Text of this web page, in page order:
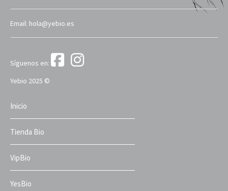
Email: hola@yebio.es
Síguenos en:
Yebio 2025 ©
Inicio
Tienda Bio
VipBio
YesBio